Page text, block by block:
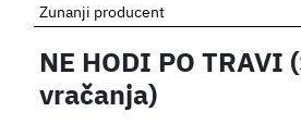
Zunanji producent
NE HODI PO TRAVI
vračanja)